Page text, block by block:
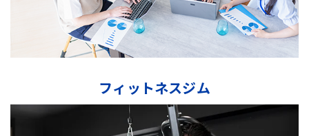
フィットネスジム